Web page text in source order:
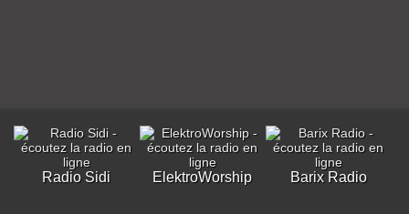
Radio Sidi ElektroWorship Barix Radio